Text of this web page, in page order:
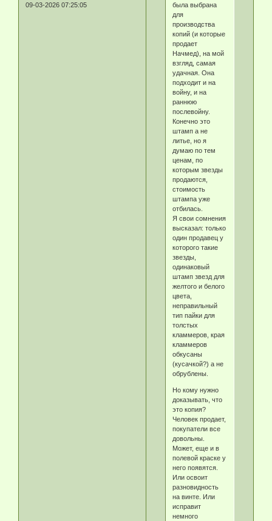
09-03-2026 07:25:05
была выбрана
для
производства
копий (и которые
продает
Начмед), на мой
взгляд, самая
удачная. Она
подходит и на
войну, и на
раннюю
послевойну.
Конечно это
штамп а не
литье, но я
думаю по тем
ценам, по
которым звезды
продаются,
стоимость
штампа уже
отбилась.
Я свои сомнения
высказал: только
один продавец у
которого такие
звезды,
одинаковый
штамп звезд для
желтого и белого
цвета,
неправильный
тип пайки для
толстых
кламмеров, края
кламмеров
обкусаны
(кусачкой?) а не
обрублены.
Но кому нужно
доказывать, что
это копия?
Человек продает,
покупатели все
довольны.
Может, еще и в
полевой краске у
него появятся.
Или освоит
разновидность
на винте. Или
исправит
немного